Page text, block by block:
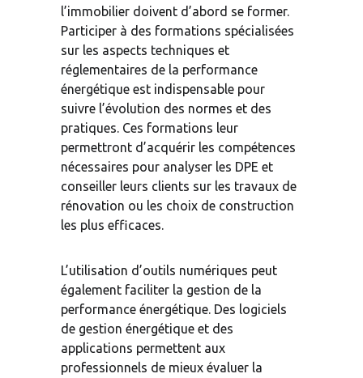
l’immobilier doivent d’abord se former.
Participer à des formations spécialisées
sur les aspects techniques et
réglementaires de la performance
énergétique est indispensable pour
suivre l’évolution des normes et des
pratiques. Ces formations leur
permettront d’acquérir les compétences
nécessaires pour analyser les DPE et
conseiller leurs clients sur les travaux de
rénovation ou les choix de construction
les plus efficaces.
L’utilisation d’outils numériques peut
également faciliter la gestion de la
performance énergétique. Des logiciels
de gestion énergétique et des
applications permettent aux
professionnels de mieux évaluer la